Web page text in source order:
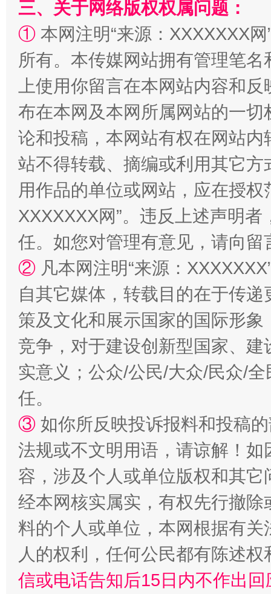
“蜀中异人”王建安的艺术幻境
三、关于网络版权权属问题：
① 本网注明“来源：XXXXXXX
所有。本传媒网站拥有管理笔
上使用你留言在本网站内容和
布在本网及本网所属网站的一
论和投稿，本网站有权在网站
站不得转载、摘编或利用其它
用作品的单位或网站，应在授
XXXXXXX网”。违反上述声明
任。如您对管理有意见，请向
② 凡本网注明“来源：
自其它媒体，转载目的在于传
策及文化和展示国家的国际形
竞争，对于建设创新型国家、
实意义；公众/公民/大众/民众/
任。
③ 如你所反映投诉报料和投稿
法规或不文明用语，请谅解！
容，涉及个人或单位版权和其它
经本网核实属实，有权先行撤
料的个人或单位，本网根据有
人的权利，任何公民都有陈述
信或电话告知后15日内不作出